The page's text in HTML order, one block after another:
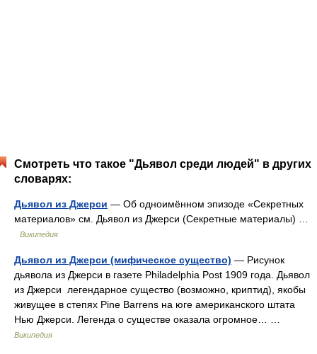
Смотреть что такое "Дьявол среди людей" в других
словарях:
Дьявол из Джерси — Об одноимённом эпизоде «Секретных
материалов» см. Дьявол из Джерси (Секретные материалы) …
Википедия
Дьявол из Джерси (мифическое существо) — Рисунок
дьявола из Джерси в газете Philadelphia Post 1909 года. Дьявол
из Джерси легендарное существо (возможно, криптид), якобы
живущее в степях Pine Barrens на юге американского штата
Нью Джерси. Легенда о существе оказала огромное… …
Википедия